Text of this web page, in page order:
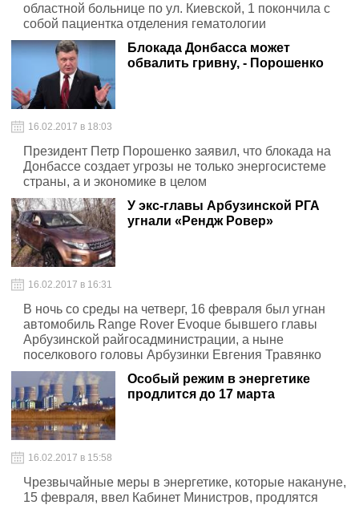
областной больнице по ул. Киевской, 1 покончила с
собой пациентка отделения гематологии
Блокада Донбасса может
обвалить гривну, - Порошенко
16.02.2017 в 18:03
Президент Петр Порошенко заявил, что блокада на
Донбассе создает угрозы не только энергосистеме
страны, а и экономике в целом
У экс-главы Арбузинской РГА
угнали «Рендж Ровер»
16.02.2017 в 16:31
В ночь со среды на четверг, 16 февраля был угнан
автомобиль Range Rover Evoque бывшего главы
Арбузинской райгосадминистрации, а ныне
поселкового головы Арбузинки Евгения Травянко
Особый режим в энергетике
продлится до 17 марта
16.02.2017 в 15:58
Чрезвычайные меры в энергетике, которые накануне,
15 февраля, ввел Кабинет Министров, продлятся